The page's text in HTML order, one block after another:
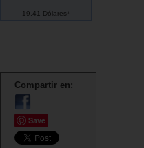
19.41 Dólares*
Compartir en:
Save